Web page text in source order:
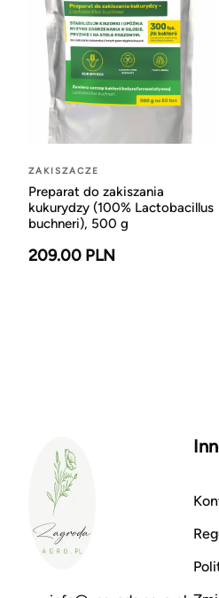
ZAKISZACZE
Preparat do zakiszania
kukurydzy (100% Lactobacillus
buchneri), 500 g
209.00 PLN